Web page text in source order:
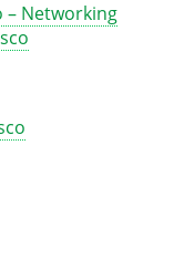
– Networking